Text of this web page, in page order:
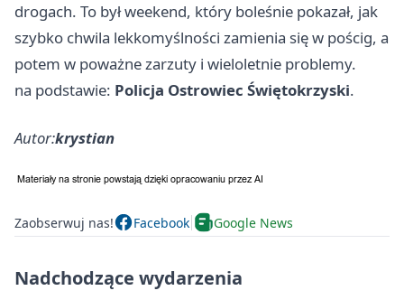
drogach. To był weekend, który boleśnie pokazał, jak
szybko chwila lekkomyślności zamienia się w pościg, a
potem w poważne zarzuty i wieloletnie problemy.
na podstawie: Policja Ostrowiec Świętokrzyski.
Autor:krystian
Zaobserwuj nas! Facebook Google News
Nadchodzące wydarzenia